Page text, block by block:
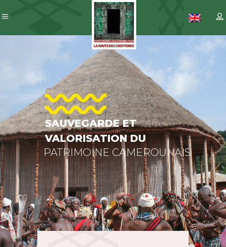
SAUVEGARDE
ET
VALORISATION
DU